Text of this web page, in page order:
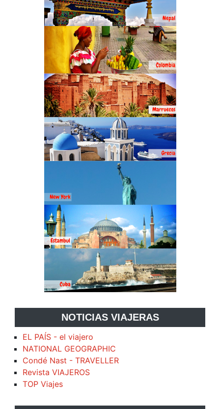
NOTICIAS VIAJERAS
EL PAÍS - el viajero
NATIONAL GEOGRAPHIC
Condé Nast - TRAVELLER
Revista VIAJEROS
TOP Viajes